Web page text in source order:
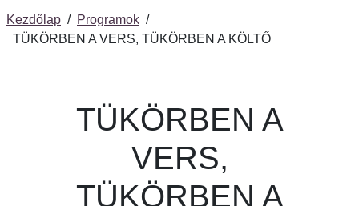
Kezdőlap / Programok /
TÜKÖRBEN A VERS, TÜKÖRBEN A KÖLTŐ
TÜKÖRBEN A
VERS,
TÜKÖRBEN A